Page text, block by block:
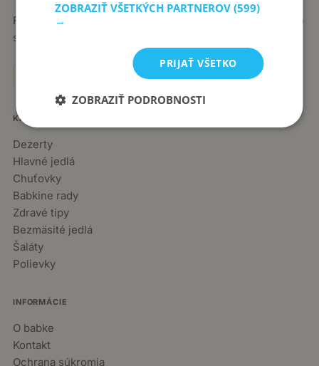
Recepty píše babka Stanka. Jednoduché, poctivé jedlá zo
slovenskej kuchyne, ktoré sa vždy podaria.
KATEGÓRIE
Dezerty
Hlavné jedlá
Chuťovky
Babkine rady
Zdravé tipy
Bezmäsité jedlá
Šaláty
Polievky
INFORMÁCIE
O babke
Kontakt
Ochrana súkromia
ZOBRAZIŤ VŠETKÝCH PARTNEROV(599)
→
PRIJAŤ VŠETKO
ZOBRAZIŤ PODROBNOSTI